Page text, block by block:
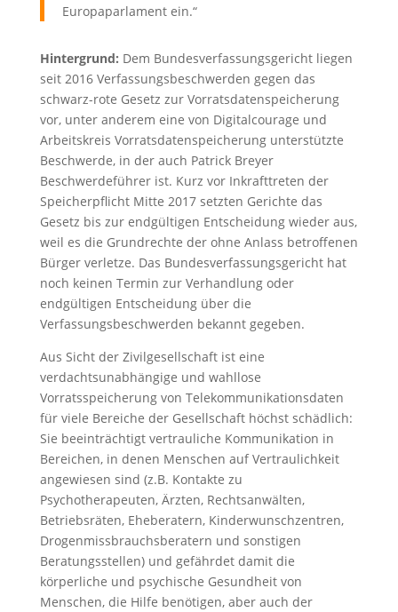
Europaparlament ein.“
Hintergrund: Dem Bundesverfassungsgericht liegen
seit 2016 Verfassungsbeschwerden gegen das
schwarz-rote Gesetz zur Vorratsdatenspeicherung
vor, unter anderem eine von Digitalcourage und
Arbeitskreis Vorratsdatenspeicherung unterstützte
Beschwerde, in der auch Patrick Breyer
Beschwerdeführer ist. Kurz vor Inkrafttreten der
Speicherpflicht Mitte 2017 setzten Gerichte das
Gesetz bis zur endgültigen Entscheidung wieder aus,
weil es die Grundrechte der ohne Anlass betroffenen
Bürger verletze. Das Bundesverfassungsgericht hat
noch keinen Termin zur Verhandlung oder
endgültigen Entscheidung über die
Verfassungsbeschwerden bekannt gegeben.
Aus Sicht der Zivilgesellschaft ist eine
verdachtsunabhängige und wahllose
Vorratsspeicherung von Telekommunikationsdaten
für viele Bereiche der Gesellschaft höchst schädlich:
Sie beeinträchtigt vertrauliche Kommunikation in
Bereichen, in denen Menschen auf Vertraulichkeit
angewiesen sind (z.B. Kontakte zu
Psychotherapeuten, Ärzten, Rechtsanwälten,
Betriebsräten, Eheberatern, Kinderwunschzentren,
Drogenmissbrauchsberatern und sonstigen
Beratungsstellen) und gefährdet damit die
körperliche und psychische Gesundheit von
Menschen, die Hilfe benötigen, aber auch der